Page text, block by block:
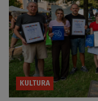
KULTURA